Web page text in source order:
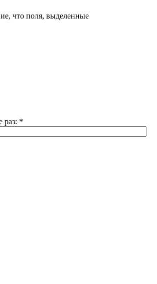
что поля, выделенные
раз: *